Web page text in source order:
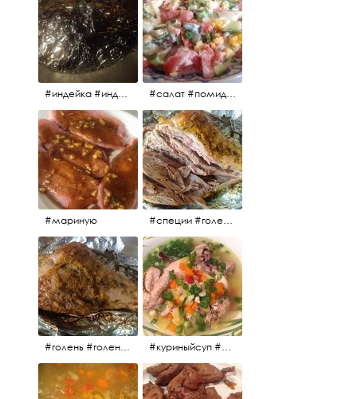
#индейка #индейкавфольге #еда #мясоиндейки 🚀 #салат #помидоры #яйцо #огурцы #зелень #кинза #петрушка #укроп #сметана #соль #витамины
#мариную #специи #голень #голеньиндейки #индейка #мясо #еда #завтрак #голеньиндейкивфольге
#голень #голеньиндейки #голеньиндейкивфольге #индейка #завтрак #еда #мясо #куриныйсуп #еда #ужин #можнокушать